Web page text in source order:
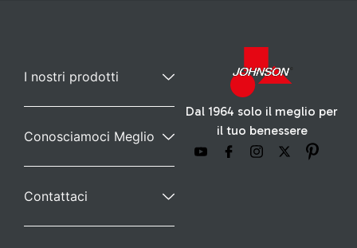
Dal 1964 solo il meglio per
il tuo benessere
I nostri prodotti
Conosciamoci Meglio
Contattaci